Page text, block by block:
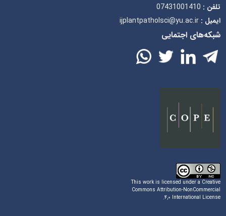
تلفن : 07431001410
ایمیل : ijplantpatholsci@yu.ac.ir
شبکه‌های اجتمایی
This work is licensed under aCreative
Commons Attribution-NonCommercial
۴,۰ International License.